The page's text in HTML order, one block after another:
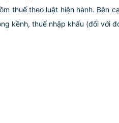
thuế theo luật hiện hành. Bên
kềnh, thuế nhập khẩu (đối với